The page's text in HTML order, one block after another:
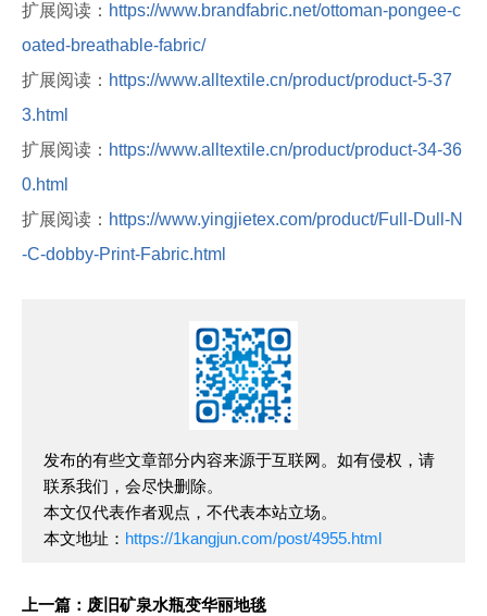
扩展阅读： https://www.brandfabric.net/ottoman-pongee-c
oated-breathable-fabric/
扩展阅读： https://www.alltextile.cn/product/product-5-37
3.html
扩展阅读： https://www.alltextile.cn/product/product-34-36
0.html
扩展阅读： https://www.yingjietex.com/product/Full-Dull-N
-C-dobby-Print-Fabric.html
发布的有些文章部分内容来源于互联网。如有侵权，请
联系我们，会尽快删除。
本文仅代表作者观点，不代表本站立场。
本文地址： https://1kangjun.com/post/4955.html
上一篇：废旧矿泉水瓶变华丽地毯